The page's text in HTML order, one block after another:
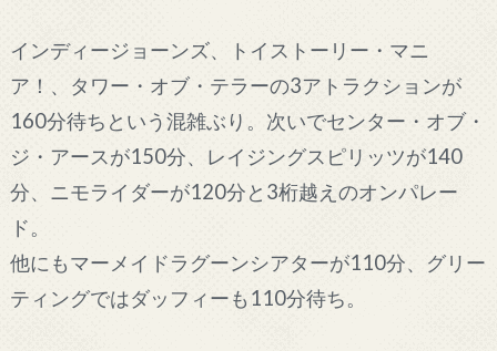
インディージョーンズ、トイストーリー・マニ
ア！、タワー・オブ・テラーの3アトラクションが
160分待ちという混雑ぶり。次いでセンター・オブ・
ジ・アースが150分、レイジングスピリッツが140
分、ニモライダーが120分と3桁越えのオンパレー
ド。
他にもマーメイドラグーンシアターが110分、グリー
ティングではダッフィーも110分待ち。